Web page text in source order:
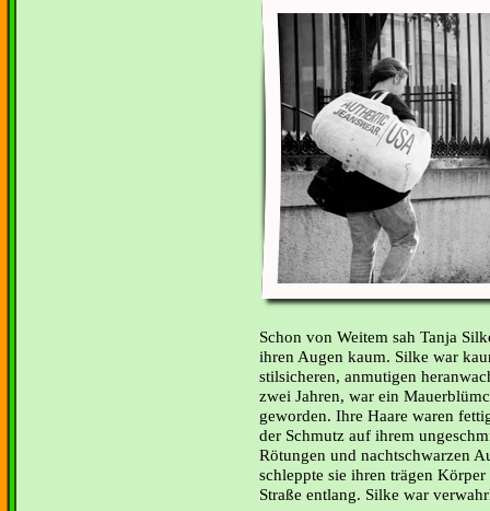
Schon von Weitem sah Tanja
ihren Augen kaum. Silke war
stilsicheren, anmutigen
zwei Jahren, war ein
geworden. Ihre Haare waren
der Schmutz auf ihrem
Rötungen und nachtschwarzen
schleppte sie ihren trägen
Straße entlang. Silke war